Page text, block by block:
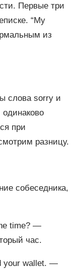
Первые три
“My
из
слова sorry и
при
разницу.
собеседника,
time? —
час.
your wallet. —